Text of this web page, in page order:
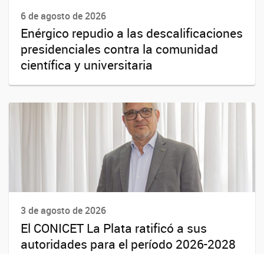
6 de agosto de 2026
Enérgico repudio a las descalificaciones
presidenciales contra la comunidad
científica y universitaria
3 de agosto de 2026
El CONICET La Plata ratificó a sus
autoridades para el período 2026-2028